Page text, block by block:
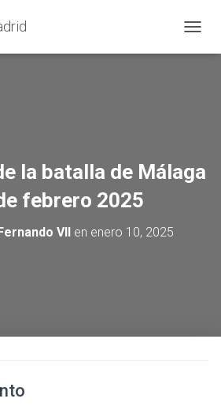
la batalla de Málaga
febrero 2025
VIIen enero 10, 2025